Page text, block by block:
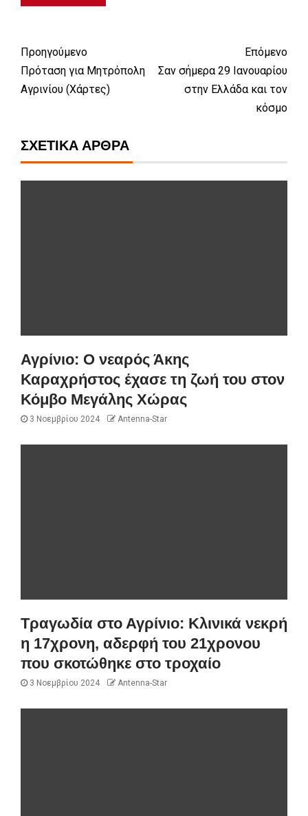
Προηγούμενο
Πρόταση για Μητρόπολη
Αγρινίου (Χάρτες)
Επόμενο
Σαν σήμερα 29 Ιανουαρίου
στην Ελλάδα και τον
κόσμο
ΣΧΕΤΙΚΆ ΆΡΘΡΑ
Αγρίνιο: Ο νεαρός Άκης
Καραχρήστος έχασε τη ζωή του στον
Κόμβο Μεγάλης Χώρας
3 Νοεμβρίου 2024 Antenna-Star
Τραγωδία στο Αγρίνιο: Κλινικά νεκρή
η 17χρονη, αδερφή του 21χρονου
που σκοτώθηκε στο τροχαίο
3 Νοεμβρίου 2024 Antenna-Star